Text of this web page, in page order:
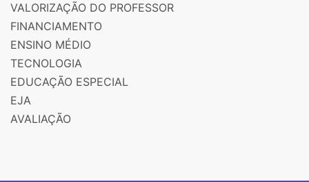
VALORIZAÇÃO DO PROFESSOR
FINANCIAMENTO
ENSINO MÉDIO
TECNOLOGIA
EDUCAÇÃO ESPECIAL
EJA
AVALIAÇÃO